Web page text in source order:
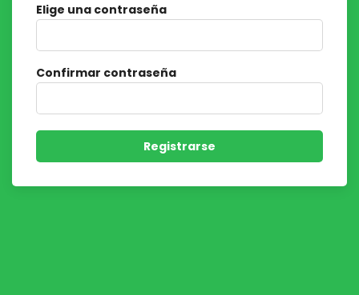
Elige una contraseña
Confirmar contraseña
Registrarse